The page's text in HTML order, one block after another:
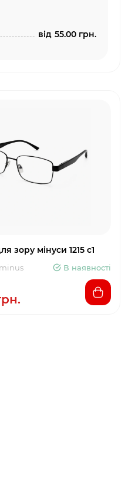
від 55.00 грн.
зору мінуси 1215 c1
minus В наявності